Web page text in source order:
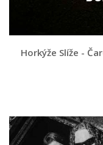
Horkýže Slíže -